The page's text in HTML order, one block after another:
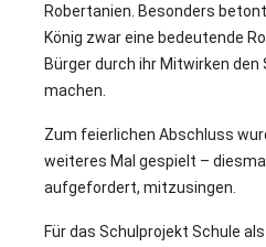
Robertanien. Besonders
König zwar eine bedeutende
Bürger durch ihr Mitwirken
machen.
Zum feierlichen Abschluss
weiteres Mal gespielt –
aufgefordert, mitzusingen.
Für das Schulprojekt Schule